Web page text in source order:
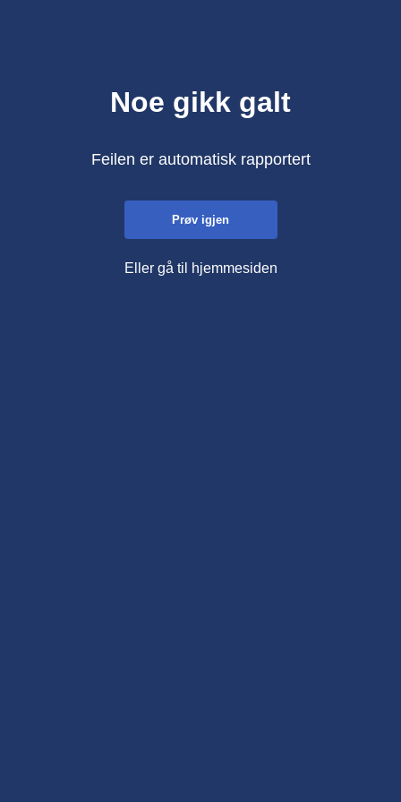
Noe gikk galt
Feilen er automatisk rapportert
Prøv igjen
Eller gå til hjemmesiden